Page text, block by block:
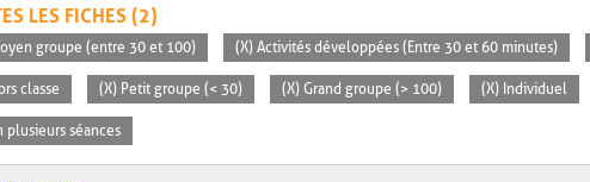
LES FICHES (2)
groupe (entre 30 et 100) (X) Activités développées (Entre 30 et 60 minutes)
classe (X) Petit groupe (< 30) (X) Grand groupe (> 100) (X) Individuel
plusieurs séances